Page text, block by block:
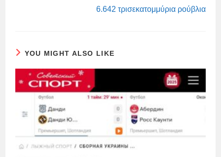
6.642 τρισεκατομμύρια ρούβλια
YOU MIGHT ALSO LIKE